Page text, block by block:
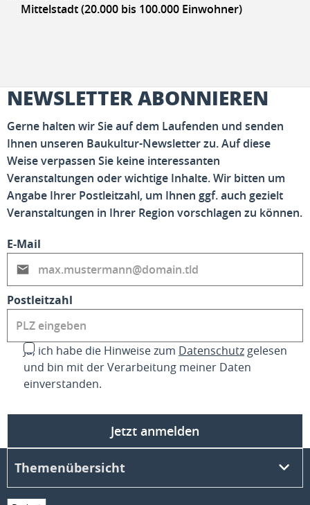
Mittelstadt (20.000 bis 100.000 Einwohner)
NEWSLETTER ABONNIEREN
Gerne halten wir Sie auf dem Laufenden und senden
Ihnen unseren Baukultur-Newsletter zu. Auf diese
Weise verpassen Sie keine interessanten
Veranstaltungen oder wichtige Inhalte. Wir bitten um
Angabe Ihrer Postleitzahl, um Ihnen ggf. auch gezielt
Veranstaltungen in Ihrer Region vorschlagen zu können.
E-Mail
Postleitzahl
Ja, ich habe die Hinweise zum Datenschutz gelesen
und bin mit der Verarbeitung meiner Daten
einverstanden.
Jetzt anmelden
Themenübersicht